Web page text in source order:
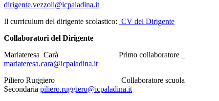
dirigente.vezzoli@icpaladina.it
Il curriculum del dirigente scolastico: CV del Dirigente
Collaboratori del Dirigente
Mariateresa Carà Primo collaboratore
mariateresa.cara@icpaladina.it
Piliero Ruggiero Collaboratore scuola
Secondaria piliero.ruggiero@icpaladina.it